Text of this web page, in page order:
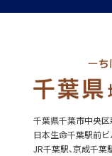
千葉県千葉市中央
日本生命千葉駅前
JR千葉駅、京成千葉